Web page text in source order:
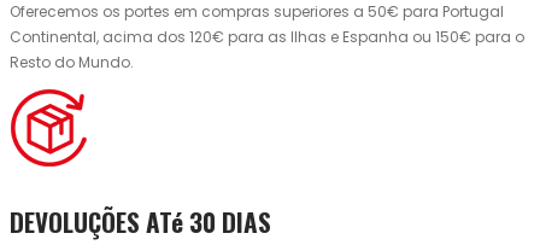
Oferecemos os portes em compras superiores a 50€ para Portugal
Continental, acima dos 120€ para as Ilhas e Espanha ou 150€ para o
Resto do Mundo.
DEVOLUÇÕES ATé 30 DIAS